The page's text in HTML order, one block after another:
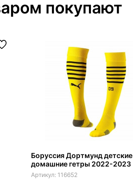
покупают
Боруссия Дортмунд детские
домашние гетры 2022-2023
116652